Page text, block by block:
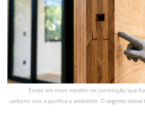
Existe um novo modelo de construção que
carbono vivo e purifica o ambiente. O segredo dessa